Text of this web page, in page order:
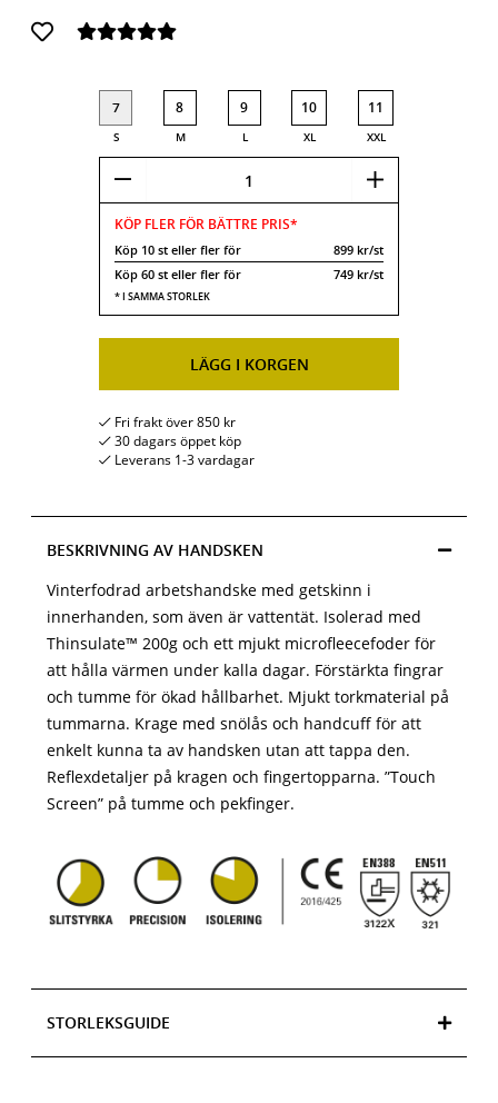
7 8 9 10 11
Köp 10 st eller fler för
899 kr/st
Köp 60 st eller fler för 749 kr/st
LÄGG I KORGEN
Fri frakt över 850 kr
30 dagars öppet köp
Leverans 1-3 vardagar
BESKRIVNING AV HANDSKEN
Vinterfodrad arbetshandske med getskinn i
innerhanden, som även är vattentät. Isolerad med
Thinsulate™ 200g och ett mjukt microfleecefoder för
att hålla värmen under kalla dagar. Förstärkta fingrar
och tumme för ökad hållbarhet. Mjukt torkmaterial på
tummarna. Krage med snölås och handcuff för att
enkelt kunna ta av handsken utan att tappa den.
Reflexdetaljer på kragen och fingertopparna. ”Touch
Screen” på tumme och pekfinger.
STORLEKSGUIDE